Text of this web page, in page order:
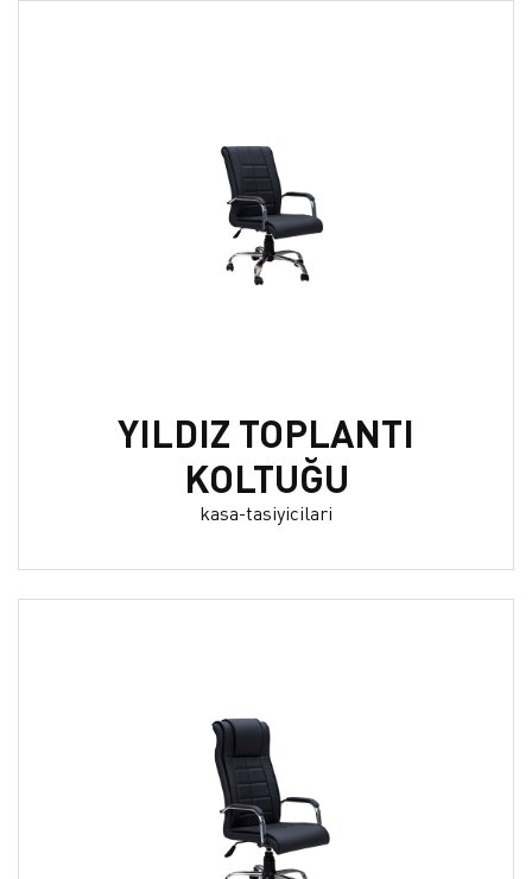
YILDIZ TOPLANTI
KOLTUĞU
kasa-tasiyicilari